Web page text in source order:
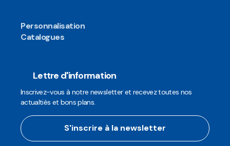
Personnalisation
Catalogues
Lettre d'information
Inscrivez-vous à notre newsletter et recevez toutes nos
actualtiés et bons plans.
S'inscrire à la newsletter